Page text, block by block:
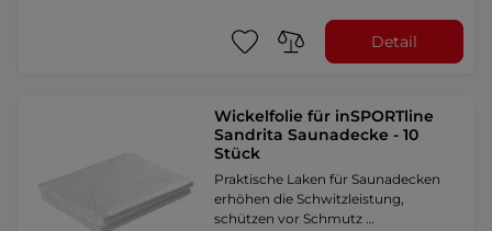
Detail
Wickelfolie für inSPORTline
Sandrita Saunadecke - 10
Stück
Praktische Laken für Saunadecken
erhöhen die Schwitzleistung,
schützen vor Schmutz …